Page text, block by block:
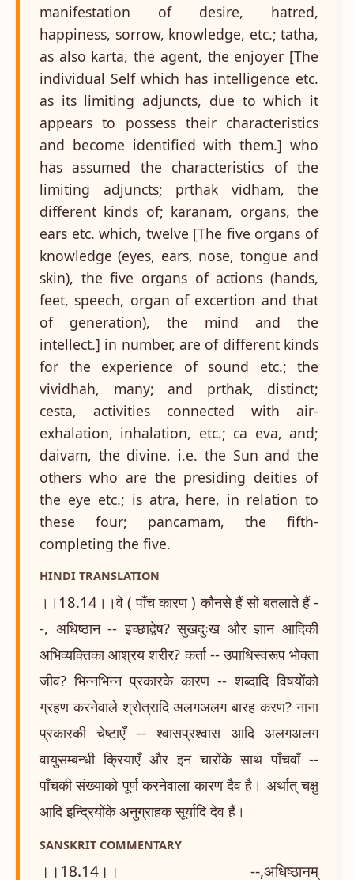
manifestation of desire, hatred,
happiness, sorrow, knowledge, etc.; tatha,
as also karta, the agent, the enjoyer [The
individual Self which has intelligence etc.
as its limiting adjuncts, due to which it
appears to possess their characteristics
and become identified with them.] who
has assumed the characteristics of the
limiting adjuncts; prthak vidham, the
different kinds of; karanam, organs, the
ears etc. which, twelve [The five organs of
knowledge (eyes, ears, nose, tongue and
skin), the five organs of actions (hands,
feet, speech, organ of excertion and that
of generation), the mind and the
intellect.] in number, are of different kinds
for the experience of sound etc.; the
vividhah, many; and prthak, distinct;
cesta, activities connected with air-
exhalation, inhalation, etc.; ca eva, and;
daivam, the divine, i.e. the Sun and the
others who are the presiding deities of
the eye etc.; is atra, here, in relation to
these four; pancamam, the fifth-
completing the five.
HINDI TRANSLATION
।।18.14।।वे ( पाँच कारण ) कौनसे हैं सो बतलाते हैं -
-, अधिष्ठान -- इच्छाद्वेष? सुखदुःख और ज्ञान आदिकी
अभिव्यक्तिका आश्रय शरीर? कर्ता -- उपाधिस्वरूप भोक्ता
जीव? भिन्नभिन्न प्रकारके कारण -- शब्दादि विषयोंको
ग्रहण करनेवाले श्रोत्रादि अलगअलग बारह करण? नाना
प्रकारकी चेष्टाएँ -- श्वासप्रश्वास आदि अलगअलग
वायुसम्बन्धी क्रियाएँ और इन चारोंके साथ पाँचवाँ --
पाँचकी संख्याको पूर्ण करनेवाला कारण दैव है। अर्थात् चक्षु
आदि इन्द्रियोंके अनुग्राहक सूर्यादि देव हैं।
SANSKRIT COMMENTARY
।।18.14।। --,अधिष्ठानम्